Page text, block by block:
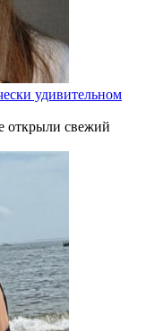
удивительном
открыли свежий